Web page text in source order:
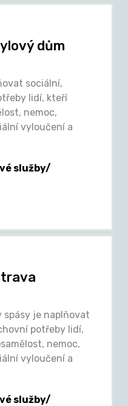
dům
sociální,
lidí, kteří
nemoc,
vyloučení a
služby/
spásy je naplňovat
potřeby lidí,
nemoc,
vyloučení a
služby/